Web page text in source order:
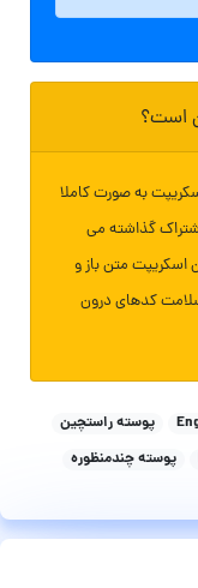
است؟
به صورت کاملا
گذاشته می
اسکریپت متن باز و
کدهای درون
پوسته راستچین
پوسته چندمنظوره